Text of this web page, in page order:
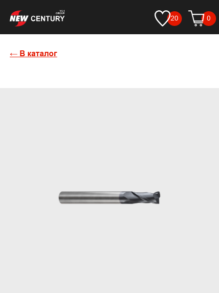
0
20
← В каталог